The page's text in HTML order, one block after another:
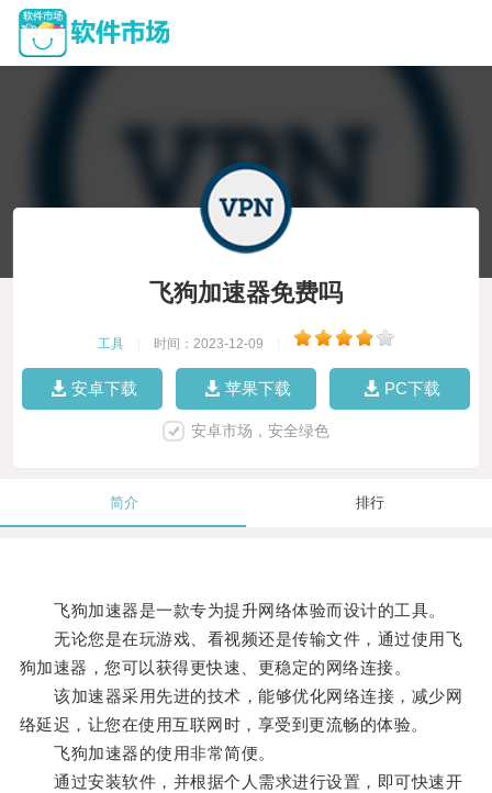
飞狗加速器免费吗
工具 时间：2023-12-09
安卓下载 苹果下载 PC下载
安卓市场，安全绿色
简介 排行
飞狗加速器是一款专为提升网络体验而设计的工具。
无论您是在玩游戏、看视频还是传输文件，通过使用飞
狗加速器，您可以获得更快速、更稳定的网络连接。
该加速器采用先进的技术，能够优化网络连接，减少网
络延迟，让您在使用互联网时，享受到更流畅的体验。
飞狗加速器的使用非常简便。
通过安装软件，并根据个人需求进行设置，即可快速开